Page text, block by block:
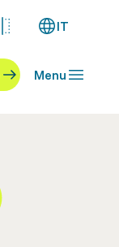
IT
Menu